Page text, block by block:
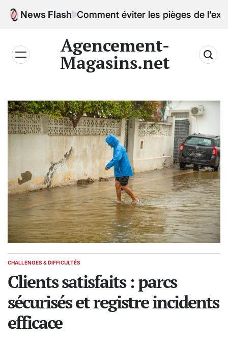
Skip
News Flash
Comment éviter les pièges de l’excès de
Agencement-
Magasins.net
POSTED
CHALLENGES & DIFFICULTÉS
Clients satisfaits : parcs
sécurisés et registre incidents
efficace